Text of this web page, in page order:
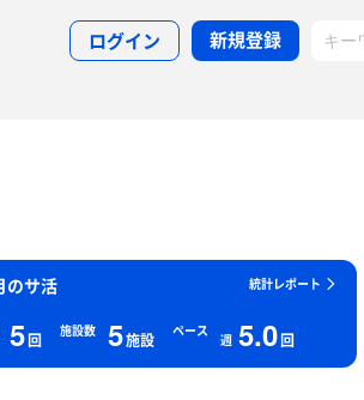
ログイン 新規登録
統計レポート
のサ活
5回 施設数 5施設 ペース
週 5.0回